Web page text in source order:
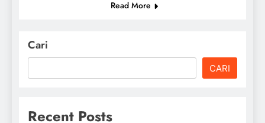
Read More
Cari
CARI
Recent Posts